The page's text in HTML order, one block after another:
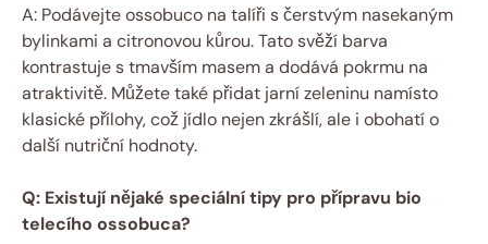
A: Podávejte ossobuco na talíři s čerstvým nasekaným
bylinkami a citronovou kůrou. Tato svěží barva
kontrastuje s tmavším masem a dodává pokrmu na
atraktivitě. Můžete také přidat jarní zeleninu namísto
klasické přílohy, což jídlo nejen zkrášlí, ale i obohatí o
další nutriční hodnoty.
Q: Existují nějaké speciální tipy pro přípravu bio
telecího ossobuca?